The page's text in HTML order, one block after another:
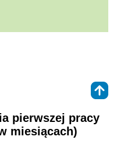
pierwszej pracy
miesiącach)